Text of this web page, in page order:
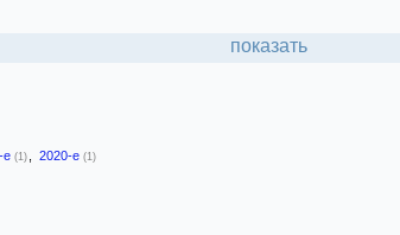
показать
е (1) 2020-е (1)